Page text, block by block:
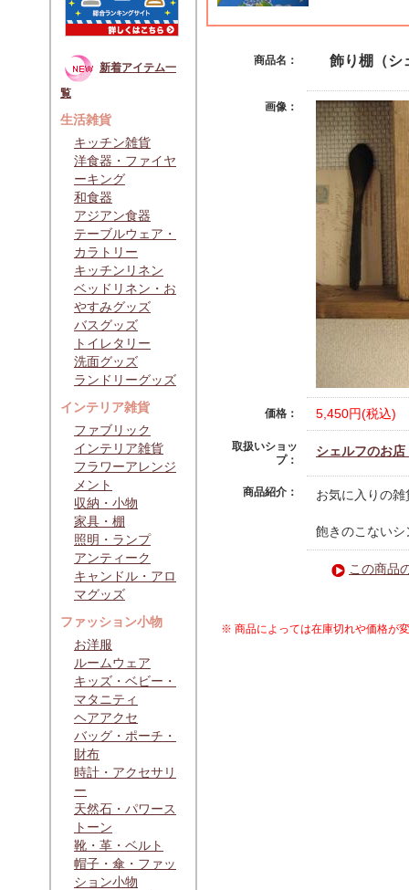
新着アイテム一
覧
生活雑貨
キッチン雑貨
洋食器・ファイヤ
ーキング
和食器
アジアン食器
テーブルウェア・
カラトリー
キッチンリネン
ベッドリネン・お
やすみグッズ
バスグッズ
トイレタリー
洗面グッズ
ランドリーグッズ
インテリア雑貨
ファブリック
インテリア雑貨
フラワーアレンジ
メント
収納・小物
家具・棚
照明・ランプ
アンティーク
キャンドル・アロ
マグッズ
ファッション小物
お洋服
ルームウェア
キッズ・ベビー・
マタニティ
ヘアアクセ
バッグ・ポーチ・
財布
時計・アクセサリ
ー
天然石・パワース
トーン
靴・革・ベルト
帽子・傘・ファッ
ション小物
商品名： 飾り棚（シ
画像：
価格： 5,450円(税込)
取扱いショッ
プ：
シェルフのお
商品紹介： お気に入りの
飽きのこない
この商品
※ 商品によっては在庫切れや価格が